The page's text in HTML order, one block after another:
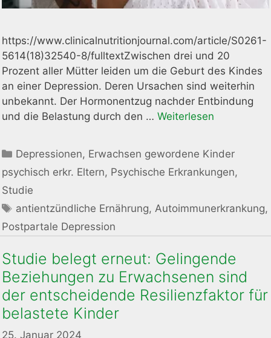
https://www.clinicalnutritionjournal.com/article/S0261-
5614(18)32540-8/fulltextZwischen drei und 20
Prozent aller Mütter leiden um die Geburt des Kindes
an einer Depression. Deren Ursachen sind weiterhin
unbekannt. Der Hormonentzug nachder Entbindung
und die Belastung durch den … Weiterlesen
Kategorien
Depressionen, Erwachsen gewordene Kinder
psychisch erkr. Eltern, Psychische Erkrankungen,
Studie
Schlagwörter
antientzündliche Ernährung,Autoimmunerkrankung,
Postpartale Depression
Studie belegt erneut: Gelingende
Beziehungen zu Erwachsenen sind
der entscheidende Resilienzfaktor für
belastete Kinder
25. Januar 2024